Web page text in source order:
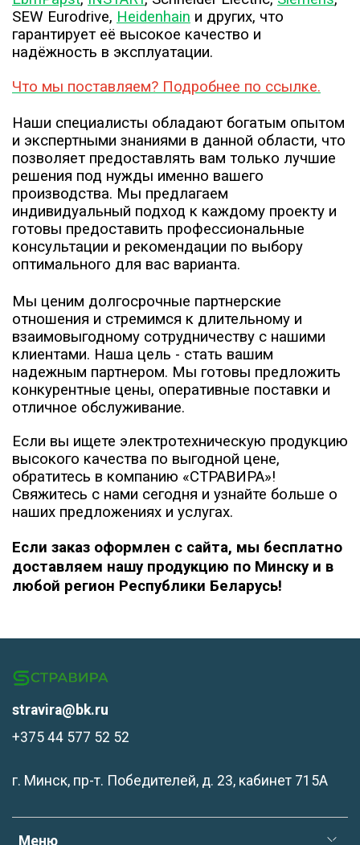
SEW Eurodrive, Heidenhain и других, что
гарантирует её высокое качество и
надёжность в эксплуатации.
Что мы поставляем? Подробнее по ссылке.
Наши специалисты обладают богатым опытом
и экспертными знаниями в данной области, что
позволяет предоставлять вам только лучшие
решения под нужды именно вашего
производства. Мы предлагаем
индивидуальный подход к каждому проекту и
готовы предоставить профессиональные
консультации и рекомендации по выбору
оптимального для вас варианта.
Мы ценим долгосрочные партнерские
отношения и стремимся к длительному и
взаимовыгодному сотрудничеству с нашими
клиентами. Наша цель - стать вашим
надежным партнером. Мы готовы предложить
конкурентные цены, оперативные поставки и
отличное обслуживание.
Если вы ищете электротехническую продукцию
высокого качества по выгодной цене,
обратитесь в компанию «СТРАВИРА»!
Свяжитесь с нами сегодня и узнайте больше о
наших предложениях и услугах.
Если заказ оформлен с сайта, мы бесплатно
доставляем нашу продукцию по Минску и в
любой регион Республики Беларусь!
Меню
stravira@bk.ru
+375 44 577 52 52
г. Минск, пр-т. Победителей, д. 23, кабинет 715А